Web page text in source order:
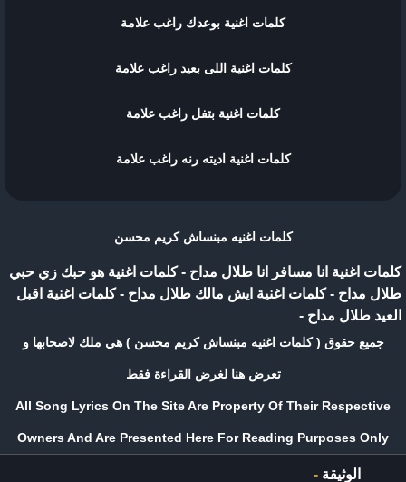
كلمات اغنية بوعدك راغب علامة
كلمات اغنية اللى بعيد راغب علامة
كلمات اغنية بتفل راغب علامة
كلمات اغنية اديته رنه راغب علامة
كلمات اغنيه مبنساش كريم محسن
كلمات اغنية انا مسافر انا طلال مداح -كلمات اغنية هو حبك زي حبي
طلال مداح -كلمات اغنية ايش مالك طلال مداح -كلمات اغنية اقبل
العيد طلال مداح -
جميع حقوق ( كلمات اغنيه مبنساش كريم محسن ) هي ملك لاصحابها و
تعرض هنا لغرض القراءة فقط
All Song Lyrics On The Site Are Property Of Their Respective
Owners And Are Presented Here For Reading Purposes Only
الوثيقة -